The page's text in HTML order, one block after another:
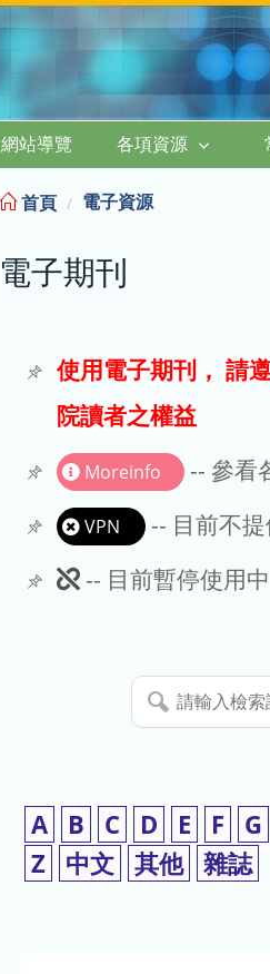
網站導覽 各項資源
首頁 電子資源
電子期刊
使用電子期刊， 請
院讀者之權益
Moreinfo -- 參看
VPN
-- 目前不
此
使
用
-- 目前暫停使用
請
輸
索
詞
A B C D E F G
Z
中文 其他 雜誌